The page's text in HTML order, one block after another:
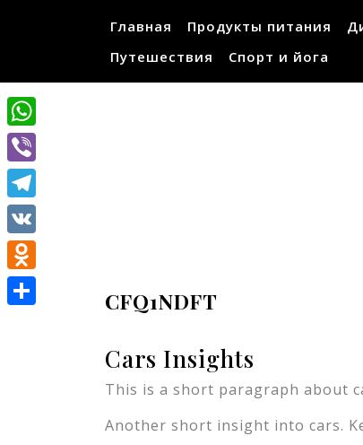
Главная Продукты питания
Путешествия
Спорт и йога
CFQ1NDFT
Cars Insights
This is a short paragraph about
Another short insight into cars.
WhatsApp
Viber
Telegram
VK
Odnoklassniki